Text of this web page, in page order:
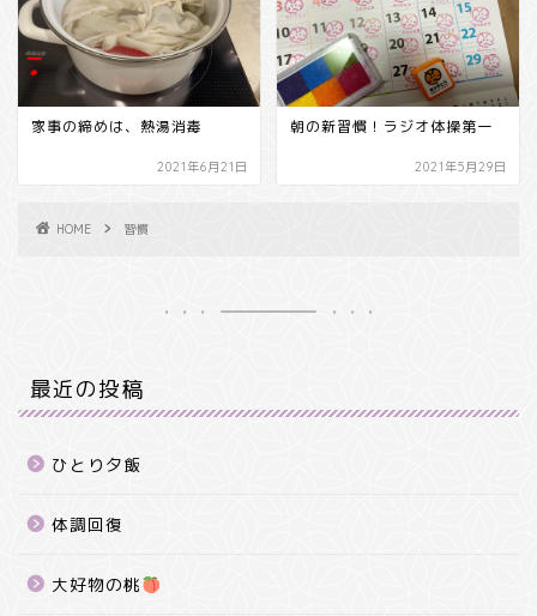
家事の締めは、熱湯消毒
2021年6月21日
朝の新習慣！ラジオ体操第一
2021年5月29日
HOME 習慣
最近の投稿
ひとり夕飯
体調回復
大好物の桃